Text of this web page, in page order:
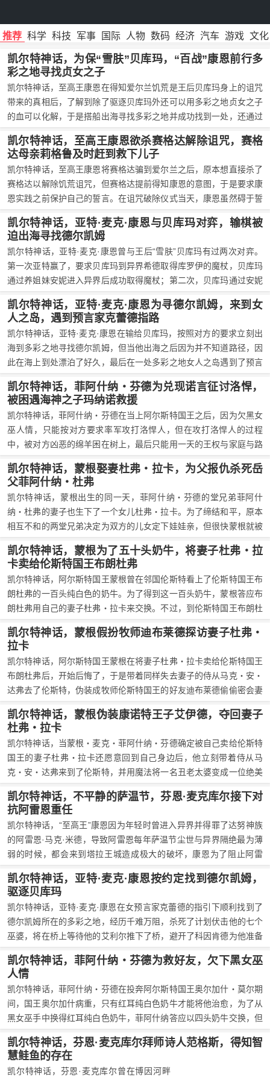
推荐 科学 科技 军事 国际 人物 数码 经济 汽车 游戏 文化
凯尔特神话，为保“雪肤”贝库玛，“百战”康恩前行多
彩之地寻找贞女之子
凯尔特神话，至高王康恩在得知爱尔兰饥荒是王后贝库玛身上的诅咒
带来的真相后，了解到除了驱逐贝库玛外还可以用多彩之地贞女之子
的血可以化解，于是搭船出海寻找多彩之地并成功找到一处，还通过
欺骗手法骗过当地国王戴勒・德加姆拉与王后莉格鲁带着他们的贞女
之子赛格达回到了爱尔兰，并计划在塔拉王城杀死赛格达以解除饥荒
魔法，同时保住王后贝库玛。
凯尔特神话，至高王康恩欲杀赛格达解除诅咒，赛格
达母亲莉格鲁及时赶到救下儿子
凯尔特神话，至高王康恩将赛格达骗到爱尔兰之后，原本想直接杀了
赛格达以解除饥荒诅咒，但赛格达提前得知康恩的意图，于是要求康
恩实践之前保护自己的誓言。在诅咒破除仪式当天，康恩虽然碍于誓
言不能直接杀死赛格达，但赛格达还是在爱尔兰人民的说服声中心软
答应牺牲自己，所幸最后他母亲及时到场将他救下，并对康恩表示除
非将贝库玛驱逐，否则饥荒将永远不会结束。
凯尔特神话，亚特·麦克·康恩与贝库玛对弈，输棋被
迫出海寻找德尔凯姆
凯尔特神话，亚特·麦克·康恩曾与王后“雪肤”贝库玛有过两次对弈。
第一次亚特赢了，要求贝库玛到异界希德取得库罗伊的魔杖，贝库玛
通过养姐妹安妮进入异界后成功取得魔杖；第二次，贝库玛通过安妮
的作弊手段赢了亚特，要求亚特到多彩之地寻找到德尔凯姆。
凯尔特神话，亚特·麦克·康恩为寻德尔凯姆，来到女
人之岛，遇到预言家克蕾德指路
凯尔特神话，亚特·麦克·康恩在输给贝库玛，按照对方的要求立刻出
海到多彩之地寻找德尔凯姆，但当他出海之后因为并不知道路径，因
此在海上到处漂泊了好久，最后在一处多彩之地女人之岛遇到了预言
家克蕾德，然后在对方的指导下知道了路径还知道了路上的所有艰
险，继续上路。
凯尔特神话，菲阿什纳・芬德为兑现诺言征讨洛悍，
被困遇海神之子玛纳诺救援
凯尔特神话，菲阿什纳・芬德在当上阿尔斯特国王之后，因为欠黑女
巫人情，只能按对方要求率军攻打洛悍人，但在攻打洛悍人的过程
中，被对方凶恶的绵羊困在树上，最后只能用一天的王权与家庭与路
过的玛纳诺·麦克·列交换，以换取对方帮自己解围。之后，玛纳诺放
出一条恶犬将所有绵羊杀死，菲阿什纳也因此得以战胜洛悍人。
凯尔特神话，蒙根娶妻杜弗・拉卡，为父报仇杀死岳
父菲阿什纳・杜弗
凯尔特神话，蒙根出生的同一天，菲阿什纳・芬德的堂兄弟菲阿什
纳・杜弗的妻子也生下了一个女儿杜弗・拉卡。为了缔结和平，原本
相互不和的两堂兄弟决定为双方的儿女定下娃娃亲，但很快蒙根就被
生父玛纳诺带回异界抚养，而菲阿什纳・杜弗则乘机将菲阿什纳・芬
德杀死。后来，蒙根从异界回来，娶了杜弗・拉卡，后又在生父玛纳
诺的怂恿之下杀死了菲阿什纳・杜弗。
凯尔特神话，蒙根为了五十头奶牛，将妻子杜弗・拉
卡卖给伦斯特国王布朗杜弗
凯尔特神话，阿尔斯特国王蒙根曾在邻国伦斯特看上了伦斯特国王布
朗杜弗的一百头纯白色的奶牛。为了得到这一百头奶牛，蒙根答应布
朗杜弗用自己的妻子杜弗・拉卡来交换。不过，到伦斯特国王布朗杜
弗拜访蒙根想要索取他妻子杜弗・拉卡时，蒙根却否认交易的存在，
但杜弗・拉卡看出了蒙根在说谎，于是答应随布朗杜弗离开，但让布
朗杜弗必须在一年之内不得碰她。
凯尔特神话，蒙根假扮牧师迪布莱德探访妻子杜弗・
拉卡
凯尔特神话，阿尔斯特国王蒙根在将妻子杜弗・拉卡卖给伦斯特国王
布朗杜弗后，开始后悔了，于是带着同样失去妻子的侍从马克・安・
达弗去了伦斯特，伪装成牧师伦斯特国王的好友迪布莱德偷偷密会妻
子，并在见到妻子还爱着自己后，立刻决定做新的谋划，将妻子从伦
斯特国王手中抢回来。
凯尔特神话，蒙根伪装康诺特王子艾伊德，夺回妻子
杜弗・拉卡
凯尔特神话，当蒙根・麦克・菲阿什纳・芬德确定被自己卖给伦斯特
国王的妻子杜弗・拉卡还愿意回到自己身边后，他立刻带着侍从马
克・安・达弗来到了伦斯特，并用魔法将一名丑老太婆变成一位绝美
的美人，然后自己伪装成康诺特王子艾伊德，让老太婆伪装成自己的
妻子伊薇尔，并让老太婆故意引诱伦斯特国王，最终让伦斯特国王主
动向自己提出用杜弗・拉卡换取“伊薇尔”。
凯尔特神话，不平静的萨温节，芬恩·麦克库尔接下对
抗阿雷恩重任
凯尔特神话，“至高王”康恩因为年轻时曾进入异界并得罪了达努神族
的阿雷恩·马克·米德，导致阿雷恩每年萨温节尘世与异界隔绝最为薄
弱的时候，都会来到塔拉王城造成极大的破坏，康恩为了阻止阿雷
恩，在萨温节酒会上倡议希望有勇士能主动对抗阿雷恩，但长时间无
人响应，最后还是由初出茅庐的芬恩接下这一重任。
凯尔特神话，亚特·麦克·康恩按约定找到德尔凯姆，
驱逐贝库玛
凯尔特神话，亚特·麦克·康恩在女预言家克蕾德的指引下顺利找到了
德尔凯姆所在的多彩之地，经历千难万阻，杀死了计划伏击他的七个
巫婆，将在桥上等待他的艾利尔推下了桥，避开了科因肯德为他准备
的毒酒，并先后在战斗中杀死了科因肯德和摩根，救出了德尔凯姆并
成功向她求婚，最后将她带回了爱尔兰，并赶走了为爱尔兰带来饥荒
的贝库玛。
凯尔特神话，菲阿什纳・芬德为救好友，欠下黑女巫
人情
凯尔特神话，菲阿什纳・芬德在投奔阿尔斯特国王奥尔加什・莫尔期
间，国王奥尔加什病重，只有红耳纯白色奶牛才能将他治愈，为了从
黑女巫手中换得红耳纯白色奶牛，菲阿什纳答应以四头奶牛交换，但
还没等菲阿什纳将奶牛带回，国王奥尔加什便已病逝并将王位传给了
菲阿什纳，但菲阿什纳在当上国王之后就把交易的事忘了，最后导致
黑女巫上门要求向洛悍发动攻击作为赔偿。
凯尔特神话，芬恩·麦克库尔拜师诗人范格斯，得知智
慧鲑鱼的存在
凯尔特神话，芬恩·麦克库尔曾在博因河畔